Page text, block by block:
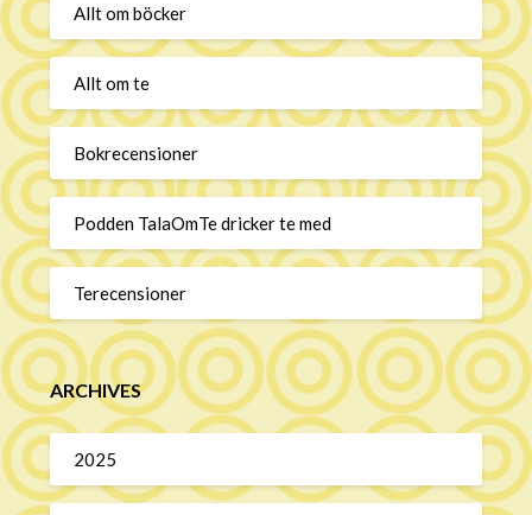
Allt om böcker
Allt om te
Bokrecensioner
Podden TalaOmTe dricker te med
Terecensioner
ARCHIVES
2025